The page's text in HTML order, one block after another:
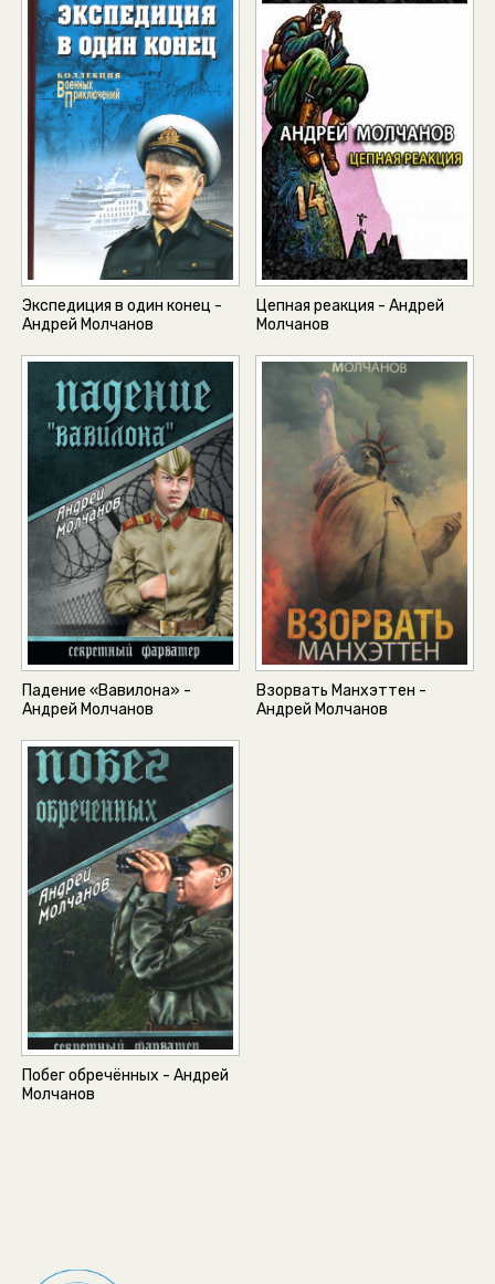
Экспедиция в один конец -
Андрей Молчанов
Цепная реакция - Андрей
Молчанов
Падение «Вавилона» -
Андрей Молчанов
Взорвать Манхэттен -
Андрей Молчанов
Побег обречённых - Андрей
Молчанов